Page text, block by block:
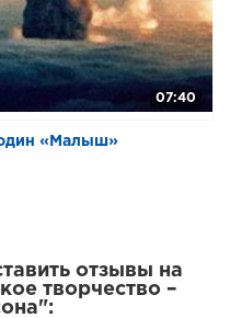
07:40
«Малыш»
отзывы на
творчество –